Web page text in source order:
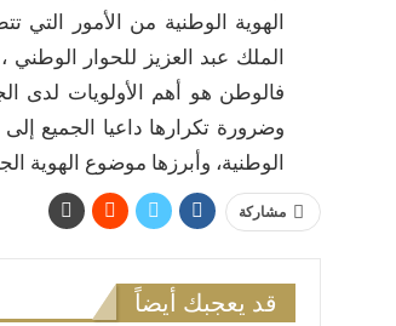
الهوية الوطنية من الأمور
الملك عبد العزيز للحوار
فالوطن هو أهم الأولويات لدى
وضرورة تكرارها داعيا الجميع
الوطنية، وأبرزها موضوع الهوية
مشاركة
قد يعجبك أيضاً